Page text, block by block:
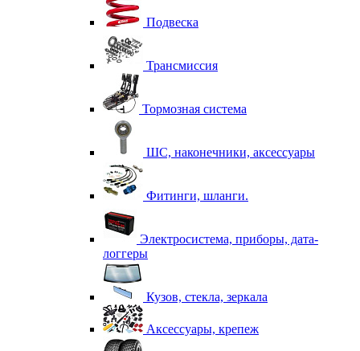
Подвеска
Трансмиссия
Тормозная система
ШС, наконечники, аксессуары
Фитинги, шланги.
Электросистема, приборы, дата-
логгеры
Кузов, стекла, зеркала
Аксессуары, крепеж